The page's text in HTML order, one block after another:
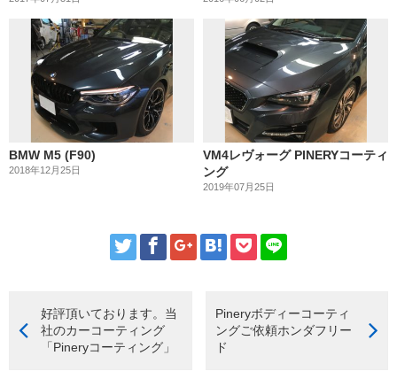
BMW M5 (F90)
2018年12月25日
VM4レヴォーグ PINERYコーティ
ング
2019年07月25日
好評頂いております。当
社のカーコーティング
「Pineryコーティング」
Pineryボディーコーティ
ングご依頼ホンダフリー
ド